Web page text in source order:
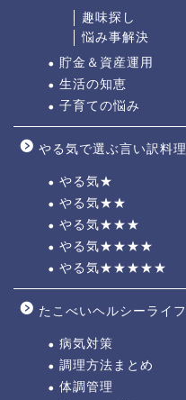
趣味探し
悩み事解決
貯金＆資産運用
生活の知恵
子育ての悩み
やる気で選ぶ言い訳料理
やる気★
やる気★★
やる気★★★
やる気★★★★
やる気★★★★★
たこべいヘルシーライフ
病気対策
調理方法まとめ
体調管理